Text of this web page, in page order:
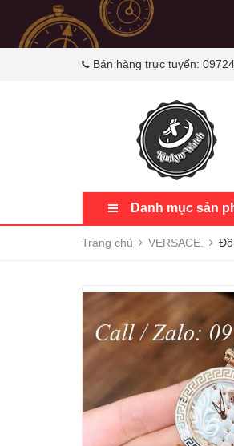
Bán hàng trực tuyến:
Danh mục sản
Trang chủ VERSACE.